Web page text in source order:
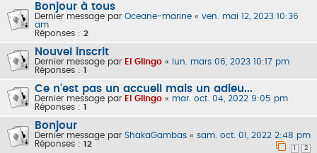
Bonjour à tous
Dernier message par Oceane-marine « ven. mai 12, 2023 10:36
am
Réponses : 2
Nouvel inscrit
Dernier message par El Glingo «
lun. mars 06, 2023 10:17 pm
Réponses : 1
Ce n'est pas un accueil mais un adieu...
Dernier message par El Glingo « mar. oct. 04, 2022 9:05 pm
Réponses : 1
Bonjour
Dernier message par ShakaGambas « sam. oct. 01, 2022 2:48 pm
Réponses : 12
2